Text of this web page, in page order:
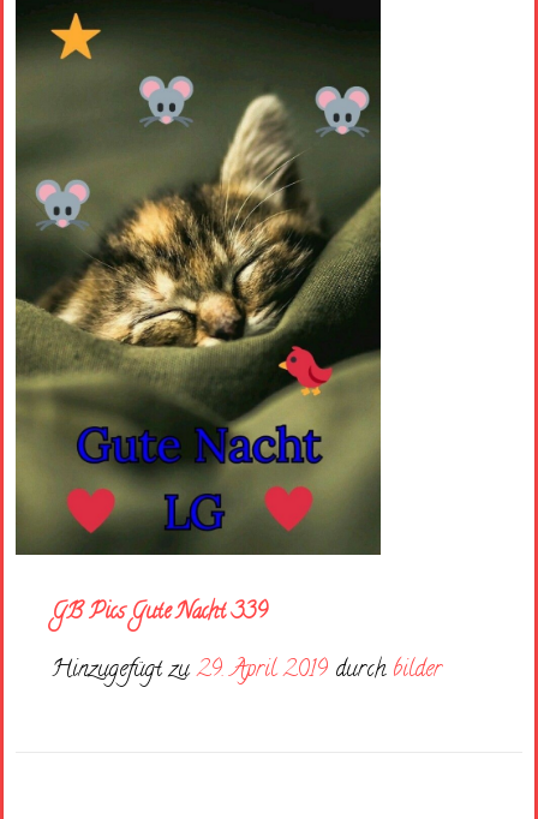
GB Pics Gute Nacht 339
Hinzugefügt zu29. April 2019 durch bilder